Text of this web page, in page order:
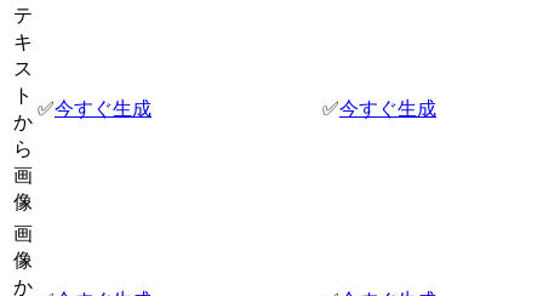
テ
キ
ス
ト
か
ら
画
像
✅今すぐ生成 ✅今すぐ生成
画
像
か